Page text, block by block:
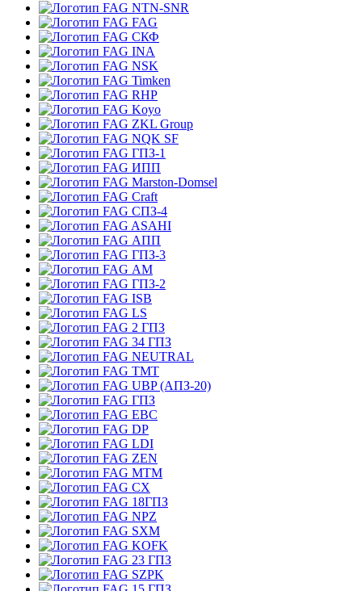
NTN-SNR
FAG
СКФ
INA
NSK
Timken
RHP
Koyo
ZKL Group
NQK SF
ГПЗ-1
ИПП
Marston-Domsel
Craft
СПЗ-4
ASAHI
АПП
ГПЗ-3
АМ
ГПЗ-2
ISB
LS
2 ГПЗ
34 ГПЗ
NEUTRAL
TMT
UBP (АПЗ-20)
ГПЗ
EBC
DP
LDI
ZEN
MTM
CX
18ГПЗ
NPZ
SXM
KOFK
23 ГПЗ
SZPK